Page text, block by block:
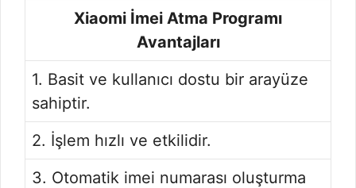
Xiaomi İmei Atma Programı
Avantajları
1. Basit ve kullanıcı dostu bir arayüze
sahiptir.
2. İşlem hızlı ve etkilidir.
3. Otomatik imei numarası oluşturma